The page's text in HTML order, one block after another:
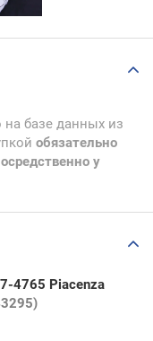
базе данных из
обязательно
у
4765 Piacenza